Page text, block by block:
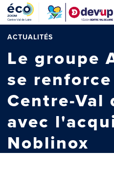
Aller
contenu
principal
ACTUALITÉS
Le groupe
se
Centre-Val
avec
Noblinox